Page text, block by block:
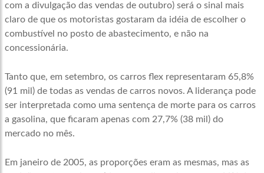
com a divulgação das vendas de outubro) será o sinal mais
claro de que os motoristas gostaram da idéia de escolher o
combustível no posto de abastecimento, e não na
concessionária.
Tanto que, em setembro, os carros flex representaram 65,8%
(91 mil) de todas as vendas de carros novos. A liderança pode
ser interpretada como uma sentença de morte para os carros
a gasolina, que ficaram apenas com 27,7% (38 mil) do
mercado no mês.
Em janeiro de 2005, as proporções eram as mesmas, mas as